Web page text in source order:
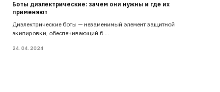
Боты диэлектрические: зачем они нужны и где их
применяют
Диэлектрические боты — незаменимый элемент защитной
экипировки, обеспечивающий б ...
24.04.2024